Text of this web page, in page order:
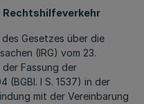
Gesetzes über die
(IRG) vom 23.
der Fassung der
(BGBl. I S. 1537) in der
mit der Vereinbarung